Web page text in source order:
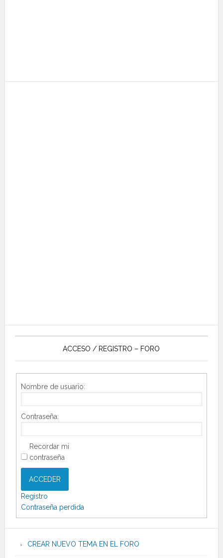
ACCESO / REGISTRO – FORO
Nombre de usuario:
Contraseña:
Recordar mi
contraseña
ACCEDER
Registro
Contraseña perdida
CREAR NUEVO TEMA EN EL FORO